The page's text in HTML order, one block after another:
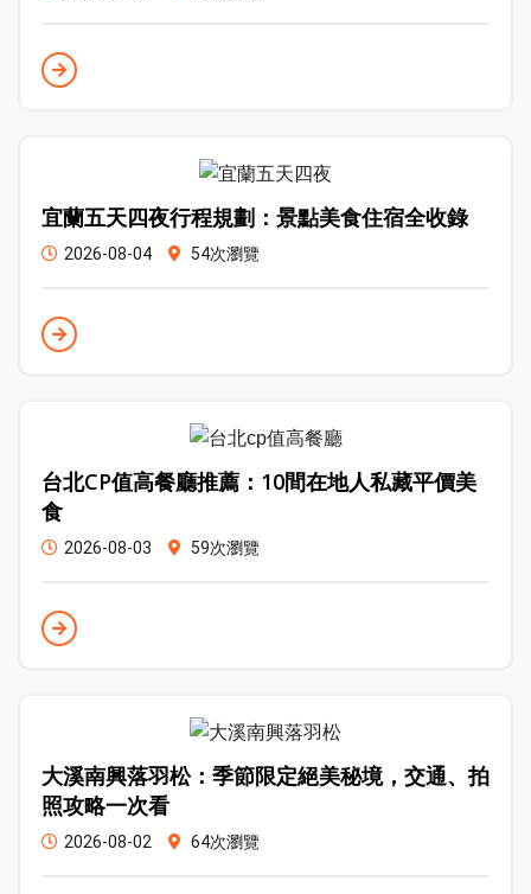
宜蘭五天四夜行程規劃：景點美食住宿全收錄
2026-08-04 54次瀏覽
台北CP值高餐廳推薦：10間在地人私藏平價美
食
2026-08-03 59次瀏覽
大溪南興落羽松：季節限定絕美秘境，交通、拍
照攻略一次看
2026-08-02 64次瀏覽